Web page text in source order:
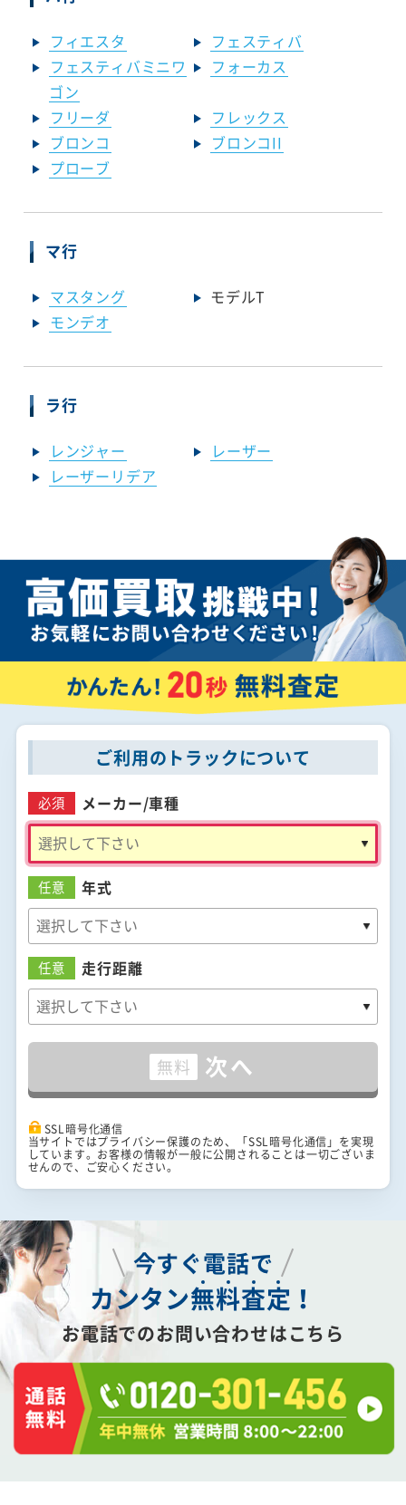
フィエスタ
フェスティバ
フェスティバミニワ
ゴン
フォーカス
フリーダ
フレックス
ブロンコ
ブロンコII
プローブ
マ行
マスタング
モデルT
モンデオ
ラ行
レンジャー
レーザー
レーザーリデア
ご利用のトラックについて
必須 メーカー/車種
任意 年式
任意 走行距離
無料 次へ
SSL暗号化通信
当サイトではプライバシー保護のため、「SSL暗号化通信」を実現
しています。お客様の情報が一般に公開されることは一切ございま
せんので、ご安心ください。
今すぐ電話で
カンタン無料査定 ！
お電話でのお問い合わせはこちら